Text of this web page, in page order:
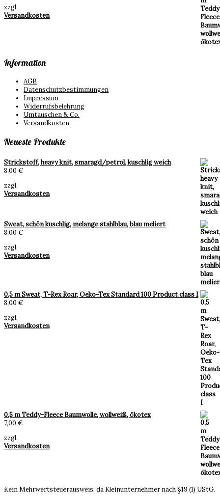
zzgl.
Versandkosten
Information
AGB
Datenschutzbestimmungen
Impressum
Widerrufsbelehrung
Umtauschen & Co.
Versandkosten
Neueste Produkte
Strickstoff, heavy knit, smaragd/petrol, kuschlig weich
8,00 €
zzgl.
Versandkosten
Sweat, schön kuschlig, melange stahlblau, blau meliert
8,00 €
zzgl.
Versandkosten
0,5 m Sweat, T-Rex Roar, Oeko-Tex Standard 100 Product class I
8,00 €
zzgl.
Versandkosten
0,5 m Teddy-Fleece Baumwolle, wollweiß, ökotex
7,00 €
zzgl.
Versandkosten
Kein Mehrwertsteuerausweis, da Kleinunternehmer nach §19 (1) UStG.